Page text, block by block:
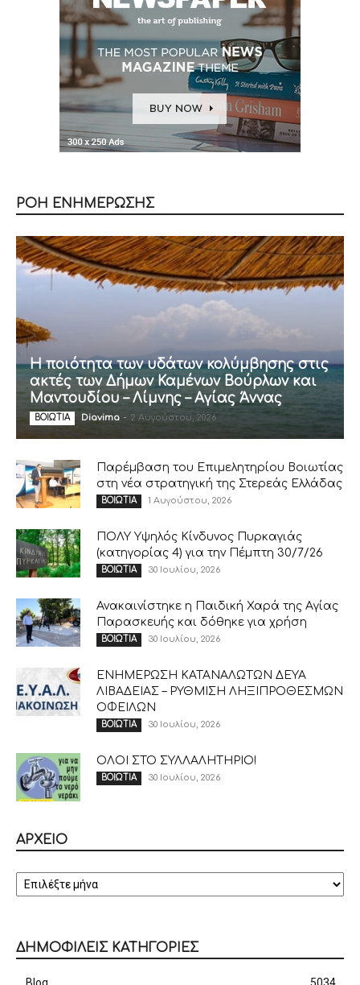
ΡΟΗ ΕΝΗΜΕΡΩΣΗΣ
Η ποιότητα των υδάτων κολύμβησης στις
ακτές των Δήμων Καμένων Βούρλων και
Μαντουδίου – Λίμνης – Αγίας Άννας
ΒΟΙΩΤΙΑ Diavima - 2 Αυγούστου, 2026
Παρέμβαση του Επιμελητηρίου Βοιωτίας
στη νέα στρατηγική της Στερεάς Ελλάδας
ΒΟΙΩΤΙΑ 1 Αυγούστου, 2026
ΠΟΛΥ Υψηλός Κίνδυνος Πυρκαγιάς
(κατηγορίας 4) για την Πέμπτη 30/7/26
ΒΟΙΩΤΙΑ 30 Ιουλίου, 2026
Ανακαινίστηκε η Παιδική Χαρά της Αγίας
Παρασκευής και δόθηκε για χρήση
ΒΟΙΩΤΙΑ 30 Ιουλίου, 2026
ΕΝΗΜΕΡΩΣΗ ΚΑΤΑΝΑΛΩΤΩΝ ΔΕΥΑ
ΛΙΒΑΔΕΙΑΣ – ΡΥΘΜΙΣΗ ΛΗΞΙΠΡΟΘΕΣΜΩΝ
ΟΦΕΙΛΩΝ
ΒΟΙΩΤΙΑ 30 Ιουλίου, 2026
ΟΛΟΙ ΣΤΟ ΣΥΛΛΑΛΗΤΗΡΙΟ!
ΒΟΙΩΤΙΑ 30 Ιουλίου, 2026
ΑΡΧΕΙΟ
ΔΗΜΟΦΙΛΕΙΣ ΚΑΤΗΓΟΡΙΕΣ